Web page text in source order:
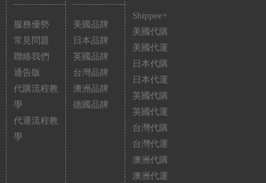
服務優勢
常見問題
聯絡我們
通告版
代購流程教
學
代運流程教
學
美國品牌
日本品牌
英國品牌
台灣品牌
澳洲品牌
德國品牌
Shippee+
美國代購
美國代運
日本代購
日本代運
英國代購
英國代運
台灣代購
台灣代運
澳洲代購
澳洲代運